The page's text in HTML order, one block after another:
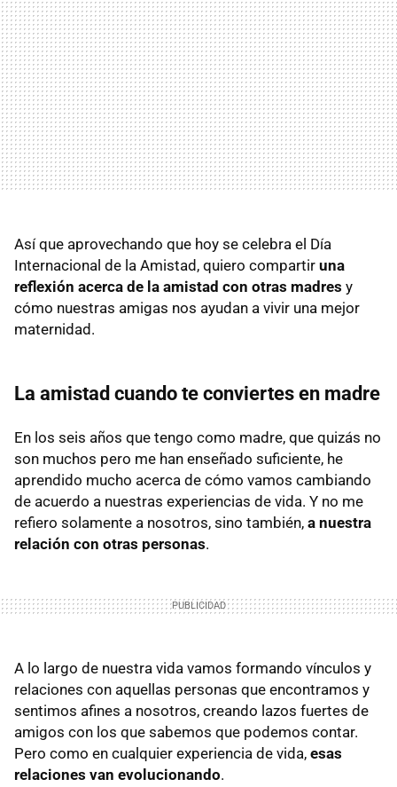
Así que aprovechando que hoy se celebra el Día
Internacional de la Amistad, quiero compartir una
reflexión acerca de la amistad con otras madres y
cómo nuestras amigas nos ayudan a vivir una mejor
maternidad.
La amistad cuando te conviertes en madre
En los seis años que tengo como madre, que quizás no
son muchos pero me han enseñado suficiente, he
aprendido mucho acerca de cómo vamos cambiando
de acuerdo a nuestras experiencias de vida. Y no me
refiero solamente a nosotros, sino también, a nuestra
relación con otras personas.
A lo largo de nuestra vida vamos formando vínculos y
relaciones con aquellas personas que encontramos y
sentimos afines a nosotros, creando lazos fuertes de
amigos con los que sabemos que podemos contar.
Pero como en cualquier experiencia de vida, esas
relaciones van evolucionando.